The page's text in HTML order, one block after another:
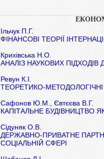
Ільчук П.Г.
ФІНАНСОВІ ТЕОРІЇ
Крихівська Н.О.
АНАЛІЗ НАУКОВИХ ПІДХОДІВ
Ревун К.І.
ТЕОРЕТИКО-
Сафонов Ю.М., Євтєєва В.Г.
КАПІТАЛЬНЕ БУДІВНИЦТВО
Сідуняк О.В.
ДЕРЖАВНО-ПРИВАТНЕ
СОЦІАЛЬНІЙ СФЕРІ